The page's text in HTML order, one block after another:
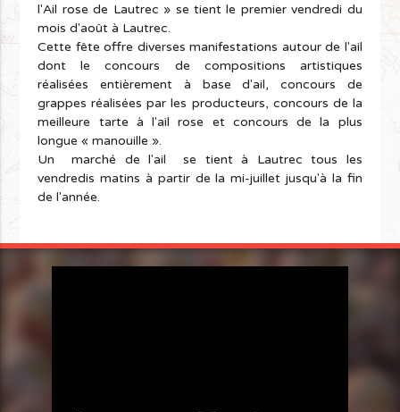
l'Ail rose de Lautrec » se tient le premier vendredi du
mois d'août à Lautrec.
Cette fête offre diverses manifestations autour de l'ail
dont le concours de compositions artistiques
réalisées entièrement à base d'ail, concours de
grappes réalisées par les producteurs, concours de la
meilleure tarte à l'ail rose et concours de la plus
longue « manouille ».
Un marché de l'ail se tient à Lautrec tous les
vendredis matins à partir de la mi-juillet jusqu'à la fin
de l'année.